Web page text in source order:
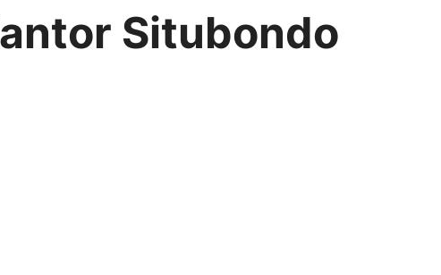
Situbondo